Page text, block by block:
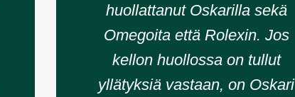
huollattanut Oskarilla sekä
Omegoita että Rolexin. Jos
kellon huollossa on tullut
yllätyksiä vastaan, on Oskari